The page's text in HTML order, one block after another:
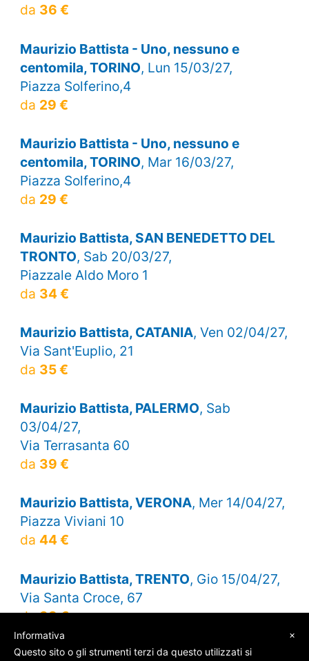
da 36 €
Maurizio Battista - Uno, nessuno e
centomila, TORINO, Lun 15/03/27,
Piazza Solferino,4
da 29 €
Maurizio Battista - Uno, nessuno e
centomila, TORINO, Mar 16/03/27,
Piazza Solferino,4
da 29 €
Maurizio Battista, SAN BENEDETTO DEL
TRONTO, Sab 20/03/27,
Piazzale Aldo Moro 1
da 34 €
Maurizio Battista, CATANIA, Ven 02/04/27,
Via Sant'Euplio, 21
da 35 €
Maurizio Battista, PALERMO, Sab
03/04/27,
Via Terrasanta 60
da 39 €
Maurizio Battista, VERONA, Mer 14/04/27,
Piazza Viviani 10
da 44 €
Maurizio Battista, TRENTO, Gio 15/04/27,
Via Santa Croce, 67
da38 €
×
Informativa
Questo sito o gli strumenti terzi da questo utilizzati si